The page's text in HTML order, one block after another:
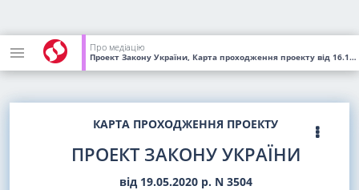
Про медіацію
Проект Закону України, Карта проходження проекту від 16.11.2021
КАРТА ПРОХОДЖЕННЯ ПРОЕКТУ
ПРОЕКТ ЗАКОНУ УКРАЇНИ
від 19.05.2020 р. N 3504